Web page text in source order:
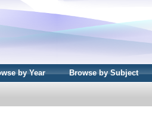
by Year Browse by Subject